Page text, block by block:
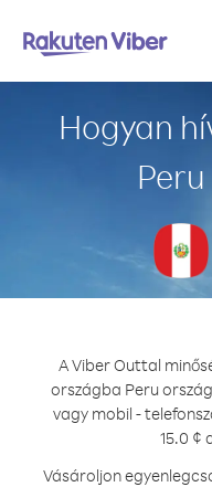
Hogyan
A Viber Outtal
országba Peru
vagy mobil -
15.0 ¢
Vásároljon